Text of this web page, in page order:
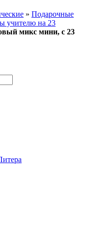
» Подарочные
учителю на 23
микс мини, с 23